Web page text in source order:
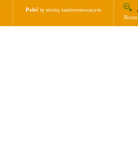
Polećtę stronę zainteresowanym